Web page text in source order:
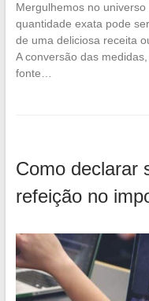
Mergulhemos no
quantidade exata pode
de uma deliciosa receita
A conversão das
fonte…
Como declarar
refeição no